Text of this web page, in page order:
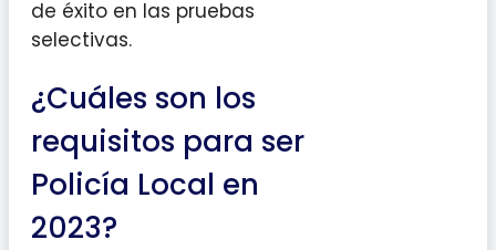
de éxito en las pruebas
selectivas.
¿Cuáles son los
requisitos para ser
Policía Local en
2023?